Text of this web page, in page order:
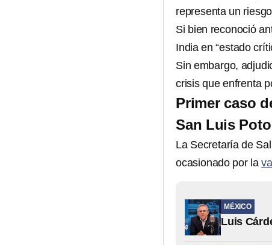
representa un
Si bien reconoció
India en “estado
Sin embargo,
crisis que enfrenta
Primer caso
San Luis
La Secretaría de
ocasionado por la
MÉXICO
Luis